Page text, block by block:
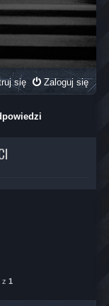
Zaloguj się
się
z 1